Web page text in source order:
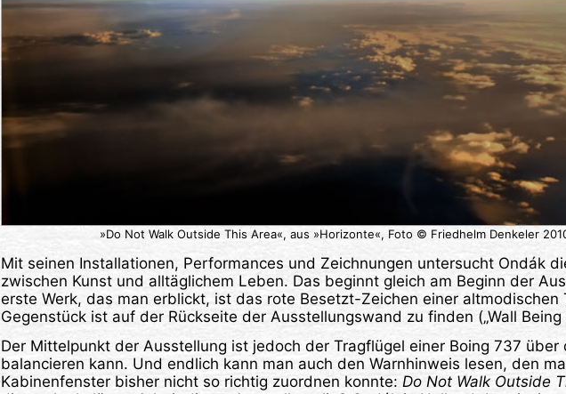
»Do Not Walk Outside This Area«, aus »Horizonte«, Foto © Friedhelm Denkeler
Mit seinen Installationen, Performances und Zeichnungen untersucht Ondák
zwischen Kunst und alltäglichem Leben. Das beginnt gleich am Beginn der
erste Werk, das man erblickt, ist das rote Besetzt-Zeichen einer altmodischen
Gegenstück ist auf der Rückseite der Ausstellungswand zu finden („Wall Being
Der Mittelpunkt der Ausstellung ist jedoch der Tragflügel einer Boing 737 über
balancieren kann. Und endlich kann man auch den Warnhinweis lesen, den
Kabinenfenster bisher nicht so richtig zuordnen konnte: Do Not Walk Outside